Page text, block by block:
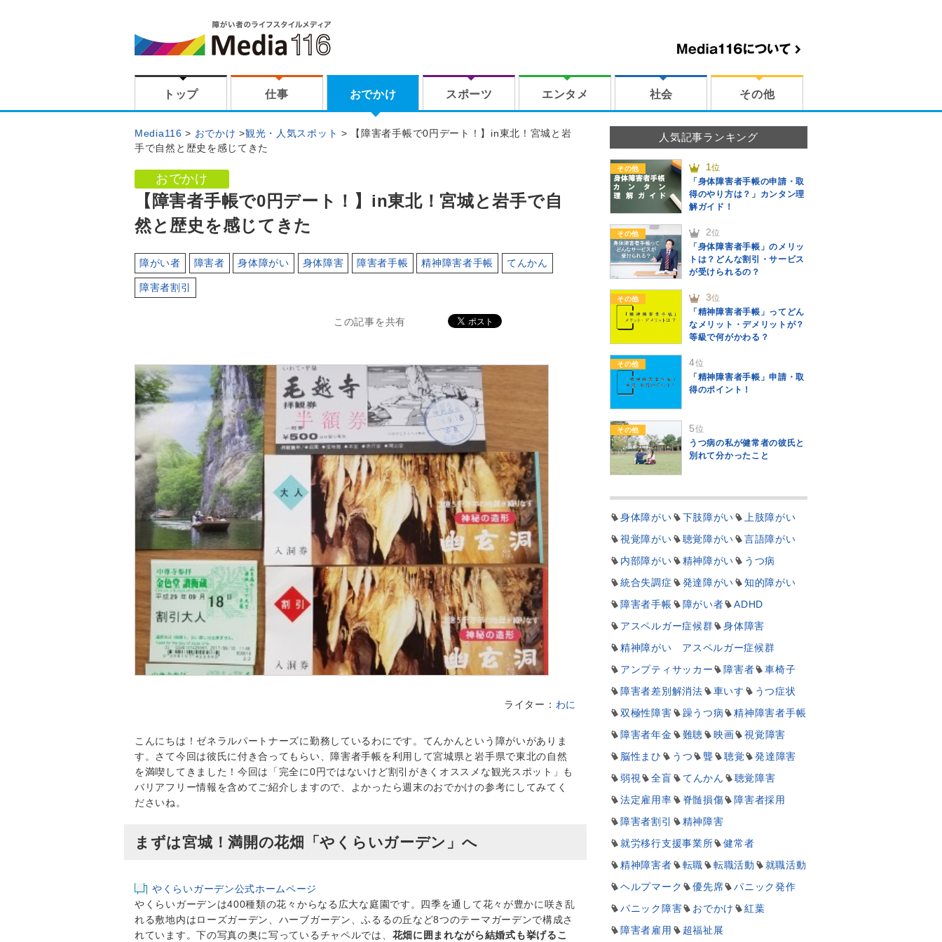
トップ 仕事 おでかけ スポーツ エンタメ 社会 その他
Media116 おでかけ 観光・人気スポット
【障害者手帳で0円デート！】in東北！宮城と岩
手で自然と歴史を感じてきた
おでかけ
【障害者手帳で0円デート！】in東北！宮城と岩手で自
然と歴史を感じてきた
障がい者 障害者 身体障がい 身体障害 障害者手帳 精神障害者手帳 てんかん
障害者割引
この記事を共有
ライター： わに
こんにちは！ゼネラルパートナーズに勤務しているわにです。てんかんという障がいがありま
す。さて今回は彼氏に付き合ってもらい、障害者手帳を利用して宮城県と岩手県で東北の自然
を満喫してきました！今回は「完全に0円ではないけど割引がきくオススメな観光スポット」も
バリアフリー情報を含めてご紹介しますので、よかったら週末のおでかけの参考にしてみてく
ださいね。
まずは宮城！満開の花畑「やくらいガーデン」へ
やくらいガーデン公式ホームページ
やくらいガーデンは400種類の花々からなる広大な庭園です。四季を通して花々が豊かに咲き乱
れる敷地内はローズガーデン、ハーブガーデン、ふるるの丘など8つのテーマガーデンで構成さ
れています。下の写真の奥に写っているチャペルでは、 花畑に囲まれながら結婚式も挙げるこ
人気記事ランキング
その他 1位
「身体障害者手帳の申請・取
得のやり方は？」カンタン理
解ガイド！
その他 2位
「身体障害者手帳」のメリッ
トは？どんな割引・サービス
が受けられるの？
その他 3位
「精神障害者手帳」ってどん
なメリット・デメリットが？
等級で何がかわる？
その他 4位
「精神障害者手帳」申請・取
得のポイント！
その他 5位
うつ病の私が健常者の彼氏と
別れて分かったこと
身体障がい 下肢障がい
上肢障がい
視覚障がい
聴覚障がい
言語障がい
内部障がい
精神障がい
うつ病
統合失調症
発達障がい
知的障がい
障害者手帳
障がい者
ADHD
アスペルガー症候群
身体障害
精神障がい アスペルガー症候群
アンプティサッカー
障害者
車椅子
障害者差別解消法
車いす
うつ症状
双極性障害
躁うつ病
精神障害者手帳
障害者年金
難聴 映画
視覚障害
脳性まひ
うつ 聾 聴覚
発達障害
弱視
全盲 てんかん
聴覚障害
法定雇用率
脊髄損傷
障害者採用
障害者割引
精神障害
就労移行支援事業所
健常者
精神障害者
転職 転職活動
就職活動
ヘルプマーク
優先席
パニック発作
パニック障害
おでかけ
紅葉
障害者雇用
超福祉展